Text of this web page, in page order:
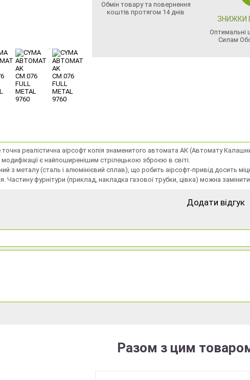
Обмін товару та повернення
коштів протягом 14 днів
ЗНИЖКИ
Оптимальні
Силам
точна реалістична аірсофт копія знаменитого автомата АК (Автомату
є найпоширенішим стрілецькою зброєю в світі.
з металу (сталь і алюмінієвий сплав), що робить аірсофт-привід досить
Частину фурнітури (приклад, накладка газової трубки, цівка) можна
Додати відгук
Разом з цим